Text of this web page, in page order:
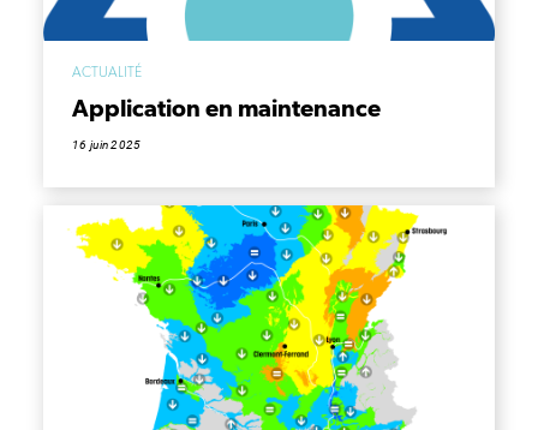
ACTUALITÉ
Application en maintenance
16 juin 2025